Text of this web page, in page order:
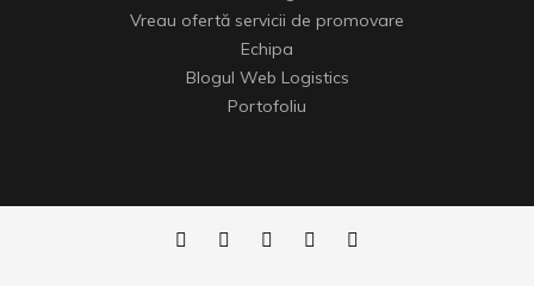
Vreau ofertă servicii de promovare
Echipa
Blogul Web Logistics
Portofoliu